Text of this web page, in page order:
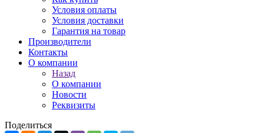
Условия оплаты
Условия доставки
Гарантия на товар
Производители
Контакты
О компании
Назад
О компании
Новости
Реквизиты
Поделиться